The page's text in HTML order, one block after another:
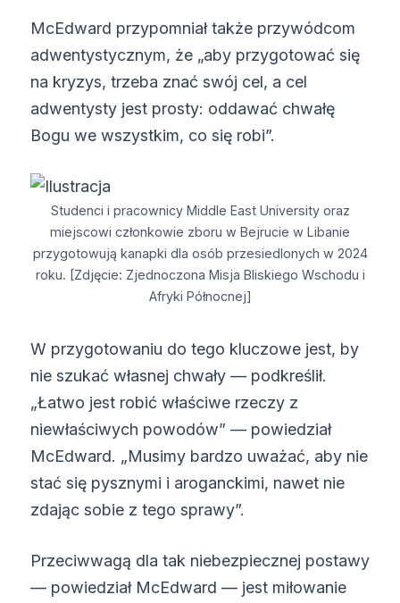
McEdward przypomniał także przywódcom
adwentystycznym, że „aby przygotować się
na kryzys, trzeba znać swój cel, a cel
adwentysty jest prosty: oddawać chwałę
Bogu we wszystkim, co się robi”.
Studenci i pracownicy Middle East University oraz
miejscowi członkowie zboru w Bejrucie w Libanie
przygotowują kanapki dla osób przesiedlonych w 2024
roku. [Zdjęcie: Zjednoczona Misja Bliskiego Wschodu i
Afryki Północnej]
W przygotowaniu do tego kluczowe jest, by
nie szukać własnej chwały — podkreślił.
„Łatwo jest robić właściwe rzeczy z
niewłaściwych powodów” — powiedział
McEdward. „Musimy bardzo uważać, aby nie
stać się pysznymi i aroganckimi, nawet nie
zdając sobie z tego sprawy”.
Przeciwwagą dla tak niebezpiecznej postawy
— powiedział McEdward — jest miłowanie